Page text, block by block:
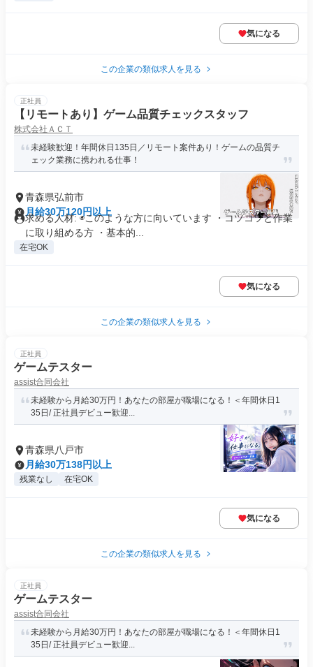
気になる
この企業の類似求人を見る
正社員
【リモートあり】ゲーム品質チェックスタッフ
株式会社ＡＣＴ
未経験歓迎！年間休日135日／リモート案件あり！ゲームの品質チ
ェック業務に携われる仕事！
青森県弘前市
月給30万120円以上
求める人材: ◉このような方に向いています ・コツコツと作業
に取り組める方 ・基本的...
在宅OK
気になる
この企業の類似求人を見る
正社員
ゲームテスター
assist合同会社
未経験から月給30万円！あなたの部屋が職場になる！＜年間休日1
35日/ 正社員デビュー歓迎...
青森県八戸市
月給30万138円以上
残業なし 在宅OK
気になる
この企業の類似求人を見る
正社員
ゲームテスター
assist合同会社
未経験から月給30万円！あなたの部屋が職場になる！＜年間休日1
35日/ 正社員デビュー歓迎...